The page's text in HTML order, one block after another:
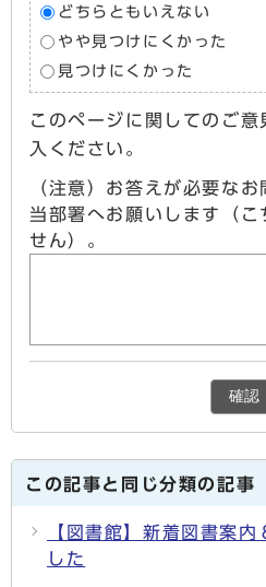
どちらともいえない
やや見つけにくかった
見つけにくかった
このページに関してのご
入ください。
（注意）お答えが必要な
当部署へお願いします（
せん）。
確認
この記事と同じ分類の記事
【図書館】新着図書案
した